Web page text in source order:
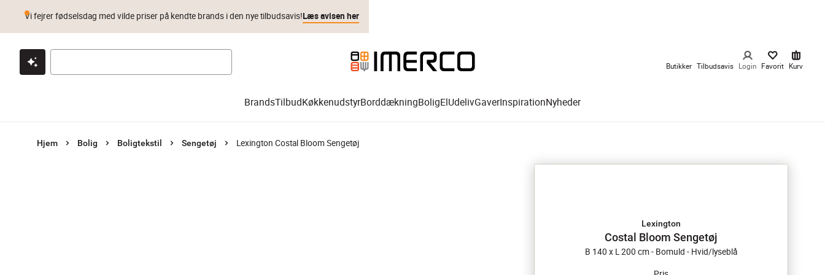
Klik & hent Byt i 1 år Prismatch
Vi fejrer fødselsdag med vilde priser på kendte brands i den nye tilbudsavis!Læs avisen her
Butikker Tilbudsavis Login Favorit Kurv
BrandsTilbudKøkkenudstyrBorddækningBoligElUdelivGaverInspirationNyheder
Hjem Bolig Boligtekstil Sengetøj Lexington Costal Bloom Sengetøj
Lexington
Costal Bloom Sengetøj
B 140 x L 200 cm - Bomuld - Hvid/lyseblå